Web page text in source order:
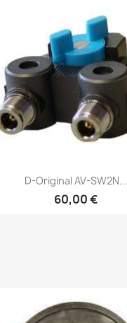
Vista rápida
D-Original AV-SW2N...
60,00 €